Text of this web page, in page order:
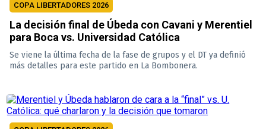
COPA LIBERTADORES 2026
La decisión final de Úbeda con Cavani y Merentiel
para Boca vs. Universidad Católica
Se viene la última fecha de la fase de grupos y el DT ya definió
más detalles para este partido en La Bombonera.